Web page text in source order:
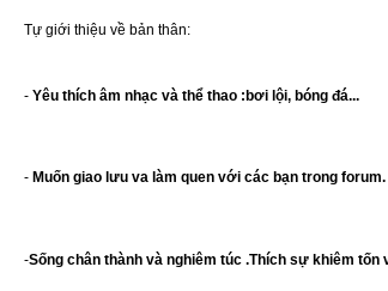
Tự giới thiệu về bản thân:
- Yêu thích âm nhạc và thể thao :bơi lội, bóng đá...
- Muốn giao lưu va làm quen với các bạn trong forum.
-Sống chân thành và nghiêm túc .Thích sự khiêm tốn